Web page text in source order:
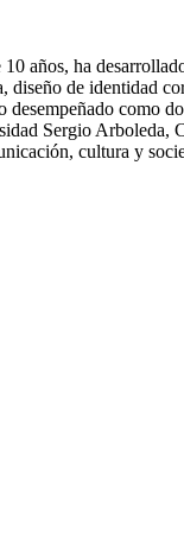
años, ha
de identidad
como
Sergio Arboleda,
cultura y